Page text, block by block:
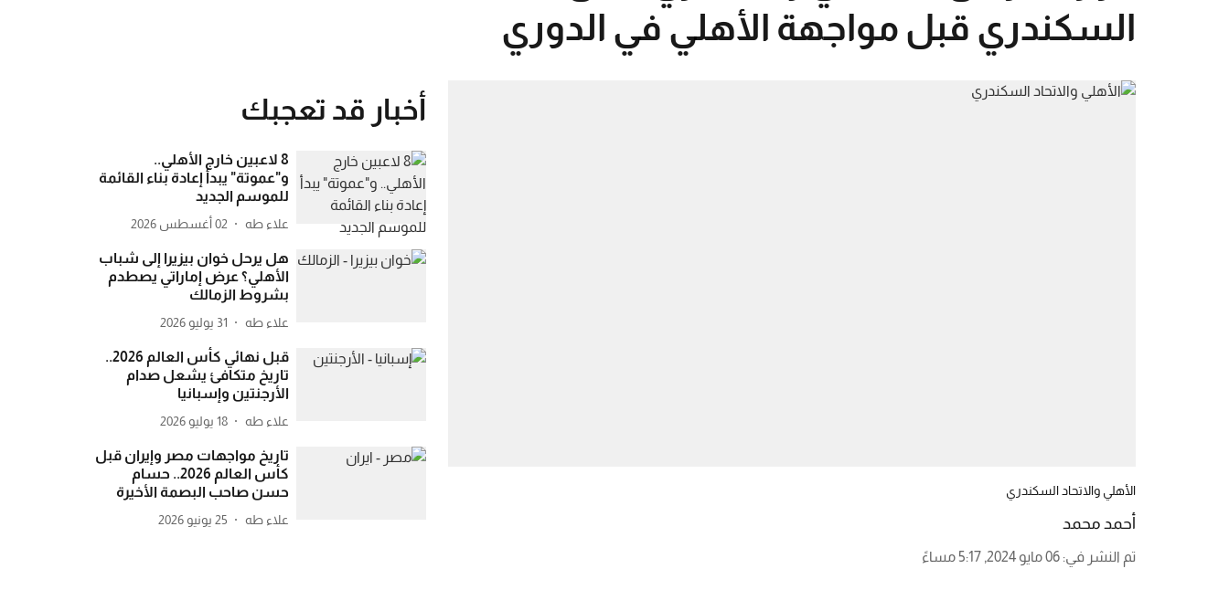
السكندري قبل مواجهة الأهلي في الدوري
الأهلي والاتحاد السكندري
أحمد محمد
تم النشر في: 06 مايو 2024, 5:17 مساءً
أخبار قد تعجبك
8 لاعبين خارج الأهلي..
و"عموتة" يبدأ إعادة بناء القائمة
للموسم الجديد
علاء طه 02 أغسطس 2026
هل يرحل خوان بيزيرا إلى شباب
الأهلي؟ عرض إماراتي يصطدم
بشروط الزمالك
علاء طه 31 يوليو 2026
قبل نهائي كأس العالم 2026..
تاريخ متكافئ يشعل صدام
الأرجنتين وإسبانيا
علاء طه 18 يوليو 2026
تاريخ مواجهات مصر وإيران قبل
كأس العالم 2026.. حسام
حسن صاحب البصمة الأخيرة
علاء طه 25 يونيو 2026